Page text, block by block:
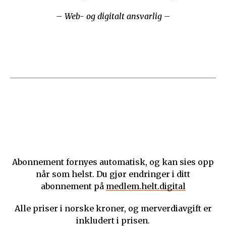
– Web- og digitalt ansvarlig –
Abonnement fornyes automatisk, og kan sies opp
når som helst. Du gjør endringer i ditt
abonnement på medlem.helt.digital
Alle priser i norske kroner, og merverdiavgift er
inkludert i prisen.